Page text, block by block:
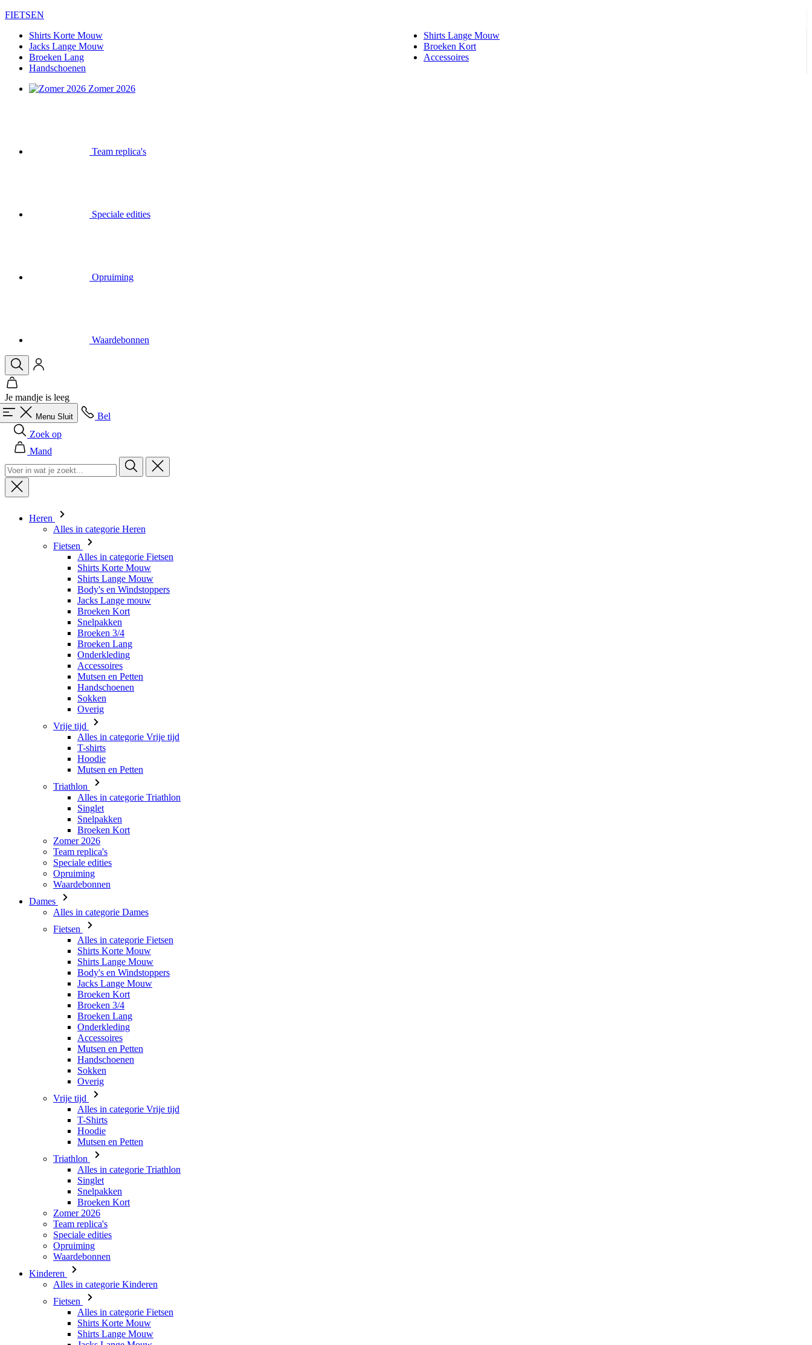
FIETSEN
Shirts Korte Mouw
Shirts Lange Mouw
Jacks Lange Mouw
Broeken Kort
Broeken Lang
Accessoires
Handschoenen
Zomer 2026
Je mandje is leeg
Menu
Mand
Heren
Alles in categorie Heren
Shirts Lange Mouw
Body's en Windstoppers
Jacks Lange mouw
Broeken Kort
Snelpakken
Broeken 3/4
Broeken Lang
Onderkleding
Accessoires
Mutsen en Petten
Handschoenen
Sokken
Overig
Vrije tijd
Alles in categorie Vrije tijd
T-shirts
Hoodie
Mutsen en Petten
Triathlon
Alles in categorie Triathlon
Singlet
Snelpakken
Broeken Kort
Zomer 2026
Team replica's
Speciale edities
Opruiming
Waardebonnen
Dames
Alles in categorie Dames
Fietsen
Alles in categorie Fietsen
Shirts Lange Mouw
Body's en Windstoppers
Jacks Lange Mouw
Broeken Kort
Broeken 3/4
Broeken Lang
Onderkleding
Accessoires
Mutsen en Petten
Handschoenen
Sokken
Overig
Vrije tijd
Alles in categorie Vrije tijd
T-Shirts
Hoodie
Mutsen en Petten
Triathlon
Alles in categorie Triathlon
Singlet
Snelpakken
Broeken Kort
Zomer 2026
Team replica's
Speciale edities
Opruiming
Waardebonnen
Kinderen
Alles in categorie Kinderen
Fietsen
Alles in categorie Fietsen
Shirts Lange Mouw
Jacks Lange Mouw
Broeken Kort
Broeken Lang
Accessoires
Handschoenen